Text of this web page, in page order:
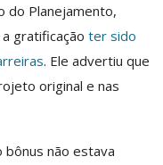
do Planejamento,
gratificação ter sido
. Ele advertiu que
original e nas
bônus não estava